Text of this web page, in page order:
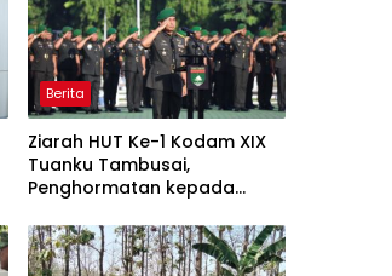
Berita
Ziarah HUT Ke-1 Kodam XIX
Tuanku Tambusai,
Penghormatan kepada
Khidmat